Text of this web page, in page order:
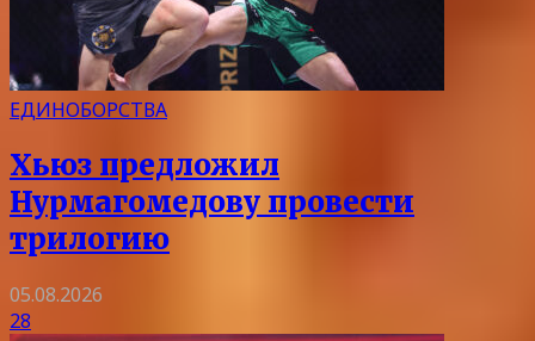
ЕДИНОБОРСТВА
Хьюз предложил
Нурмагомедову провести
трилогию
05.08.2026
28